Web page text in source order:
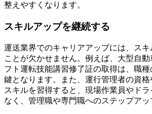
整えやすくなります。
スキルアップを継続する
運送業界でのキャリアアップには、ス
ことが欠かせません。例えば、大型自動
フト運転技能講習修了証の取得は、職
鍵となります。また、運行管理者の資
スキルを習得すると、現場作業員やド
なく、管理職や専門職へのステップアッ